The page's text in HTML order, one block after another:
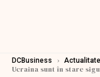
DCBusiness › Actualitate
Ucraina sunt în stare